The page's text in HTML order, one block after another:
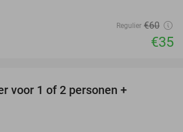
Regulier €60
€35
voor 1 of 2 personen +